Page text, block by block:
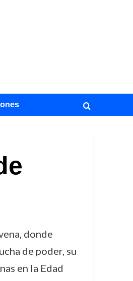
donde
de poder, su
en la Edad